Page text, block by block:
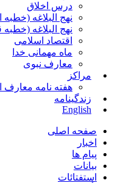
درس اخلاق
نهج البلاغه (خطبه
نهج البلاغه
اقتصاد اسلامی
ماه مهمانی خدا
معارف نبوی
مراکز
هفته نامه معارف
زندگینامه
English
صفحه اصلی
اخبار
پیام ها
بیانات
استفتائات